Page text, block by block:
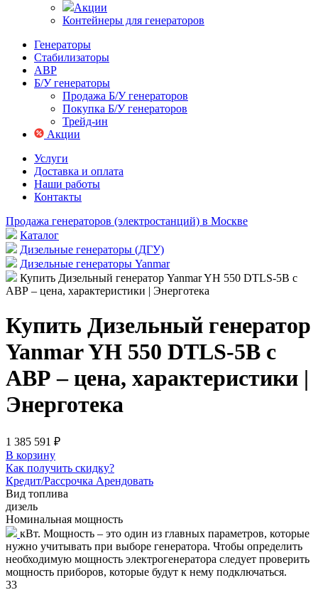
Акции
Контейнеры для генераторов
Генераторы
Стабилизаторы
АВР
Б/У генераторы
Продажа Б/У генераторов
Покупка Б/У генераторов
Трейд-ин
Акции
Услуги
Доставка и оплата
Наши работы
Контакты
Продажа генераторов (электростанций) в Москве
Каталог
Дизельные генераторы (ДГУ)
Дизельные генераторы Yanmar
Купить Дизельный генератор Yanmar YH 550 DTLS-5B с
АВР – цена, характеристики | Энерготека
Купить Дизельный генератор
Yanmar YH 550 DTLS-5B с
АВР – цена, характеристики |
Энерготека
1 385 591 ₽
В корзину
Как получить скидку?
Кредит/Рассрочка Арендовать
Вид топлива
дизель
Номинальная мощность
кВт. Мощность – это один из главных параметров, которые
нужно учитывать при выборе генератора. Чтобы определить
необходимую мощность электрогенератора следует проверить
мощность приборов, которые будут к нему подключаться.
33